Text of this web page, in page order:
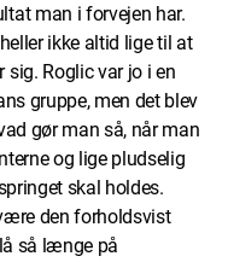
man i forvejen har.
ikke altid lige til at
Roglic var jo i en
gruppe, men det blev
gør man så, når man
og lige pludselig
skal holdes.
den forholdsvist
så længe på